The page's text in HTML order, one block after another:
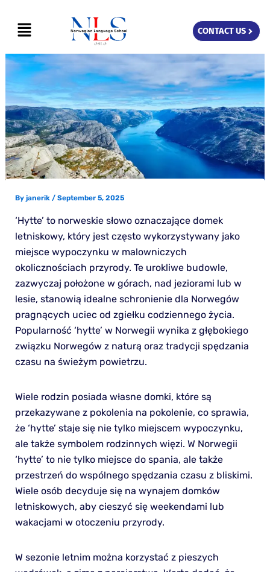
content
Menu CONTACT US
By janerik / September 5, 2025
‘Hytte’ to norweskie słowo oznaczające domek
letniskowy, który jest często wykorzystywany jako
miejsce wypoczynku w malowniczych
okolicznościach przyrody. Te urokliwe budowle,
zazwyczaj położone w górach, nad jeziorami lub w
lesie, stanowią idealne schronienie dla Norwegów
pragnących uciec od zgiełku codziennego życia.
Popularność ‘hytte’ w Norwegii wynika z głębokiego
związku Norwegów z naturą oraz tradycji spędzania
czasu na świeżym powietrzu.
Wiele rodzin posiada własne domki, które są
przekazywane z pokolenia na pokolenie, co sprawia,
że ‘hytte’ staje się nie tylko miejscem wypoczynku,
ale także symbolem rodzinnych więzi. W Norwegii
‘hytte’ to nie tylko miejsce do spania, ale także
przestrzeń do wspólnego spędzania czasu z bliskimi.
Wiele osób decyduje się na wynajem domków
letniskowych, aby cieszyć się weekendami lub
wakacjami w otoczeniu przyrody.
W sezonie letnim można korzystać z pieszych